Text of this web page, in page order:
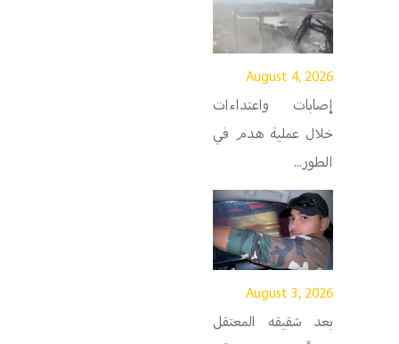
August 4, 2026
إصابات واعتداءات
خلال عملية هدم في
الطور...
August 3, 2026
بعد شقيقه المعتقل